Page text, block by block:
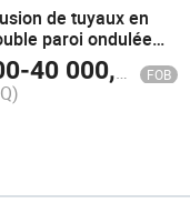
de tuyaux en
paroi ondulée
verticale pour l'eau
avec prix Asie
-40 000,00 FOB